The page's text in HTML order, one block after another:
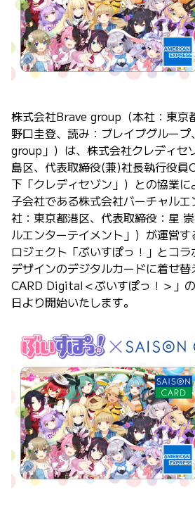
株式会社Brave group（本社：東京
野口圭登、読み：ブレイブグルー
group」）は、株式会社クレディセ
島区、代表取締役(兼)社長執行役員
下「クレディセゾン」）との協業
子会社である株式会社バーチャル
社：東京都港区、代表取締役：星
ルエンターテイメント」）が運営
ロジェクト「ぶいすぽっ！」とコ
デザインのデジタルカードに着せ
CARD Digital＜ぶいすぽっ！＞」
日より開始いたします。